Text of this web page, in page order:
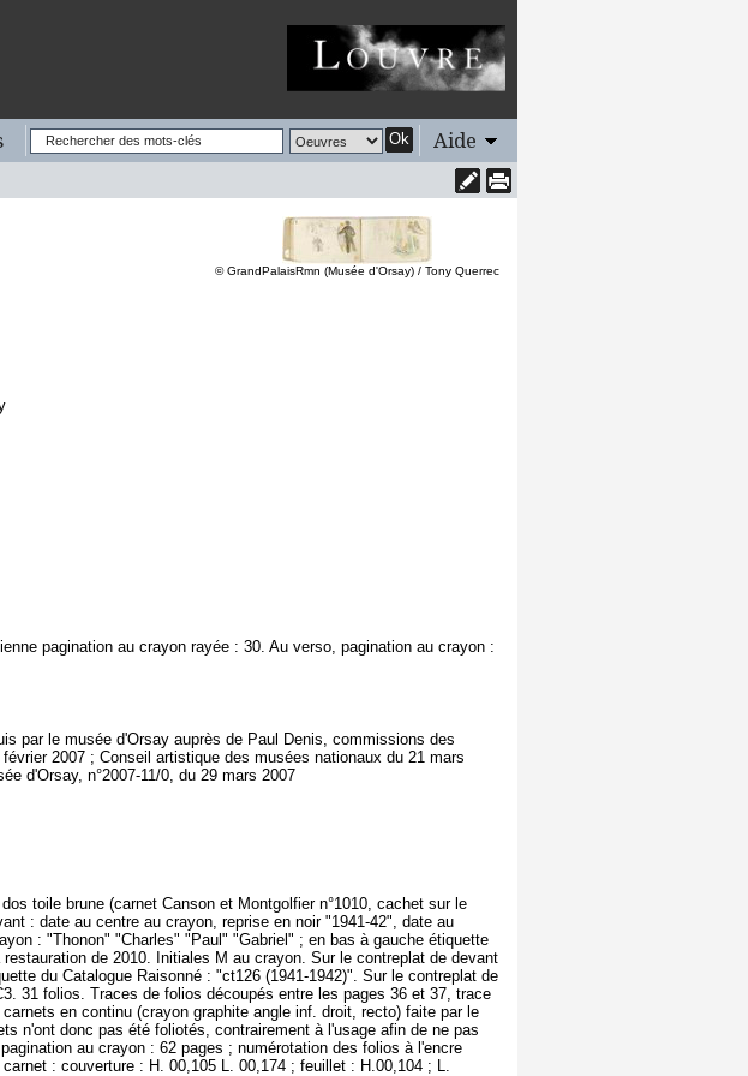
Ok Aide
© GrandPalaisRmn (Musée d'Orsay) / Tony Querrec
pagination au crayon rayée : 30. Au verso, pagination au crayon :
par le musée d'Orsay auprès de Paul Denis, commissions des
2007 ; Conseil artistique des musées nationaux du 21 mars
d'Orsay, n°2007-11/0, du 29 mars 2007
toile brune (carnet Canson et Montgolfier n°1010, cachet sur le
: date au centre au crayon, reprise en noir "1941-42", date au
: "Thonon" "Charles" "Paul" "Gabriel" ; en bas à gauche étiquette
de 2010. Initiales M au crayon. Sur le contreplat de devant
du Catalogue Raisonné : "ct126 (1941-1942)". Sur le contreplat de
31 folios. Traces de folios découpés entre les pages 36 et 37, trace
en continu (crayon graphite angle inf. droit, recto) faite par le
n'ont donc pas été foliotés, contrairement à l'usage afin de ne pas
au crayon : 62 pages ; numérotation des folios à l'encre
: couverture : H. 00,105 L. 00,174 ; feuillet : H.00,104 ; L.